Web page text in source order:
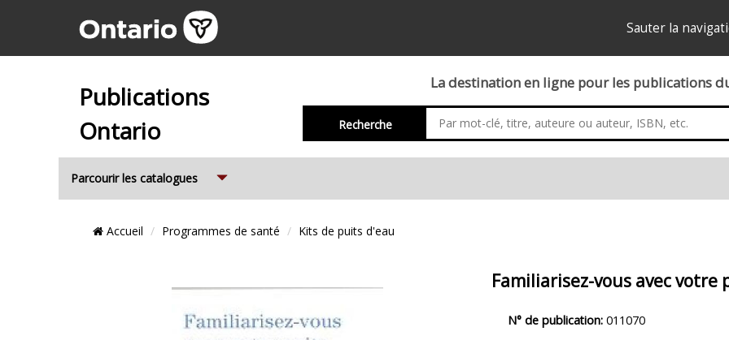
Sauter la
Publications
Ontario
La destination en ligne pour les publications
Recherche
Parcourir les catalogues
Emplacement
Accueil Programmes de santé Kits de puits d'eau
Familiarisez-vous avec votre
duN° de publication: 011070